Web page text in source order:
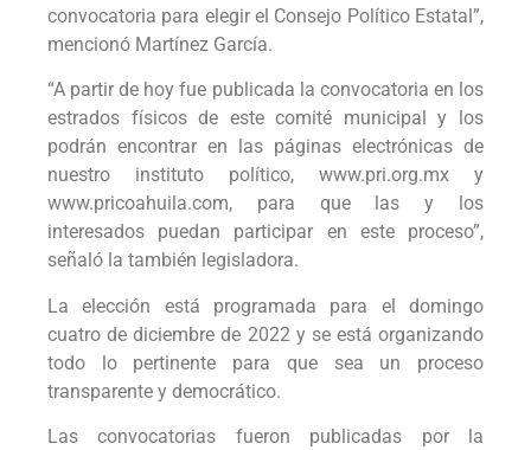
convocatoria para elegir el Consejo Político Estatal”,
mencionó Martínez García.
“A partir de hoy fue publicada la convocatoria en los
estrados físicos de este comité municipal y los
podrán encontrar en las páginas electrónicas de
nuestro instituto político, www.pri.org.mx y
www.pricoahuila.com, para que las y los
interesados puedan participar en este proceso”,
señaló la también legisladora.
La elección está programada para el domingo
cuatro de diciembre de 2022 y se está organizando
todo lo pertinente para que sea un proceso
transparente y democrático.
Las convocatorias fueron publicadas por la